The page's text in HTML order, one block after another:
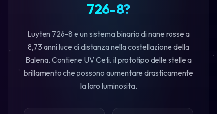
726-8?
Luyten 726-8 e un sistema binario di nane rosse a
8,73 anni luce di distanza nella costellazione della
Balena. Contiene UV Ceti, il prototipo delle stelle a
brillamento che possono aumentare drasticamente
la loro luminosita.